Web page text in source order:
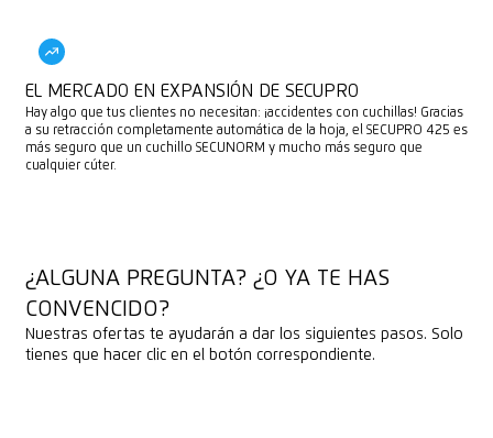
EL MERCADO EN EXPANSIÓN DE SECUPRO
Hay algo que tus clientes no necesitan: ¡accidentes con cuchillas! Gracias
a su retracción completamente automática de la hoja, el SECUPRO 425 es
más seguro que un cuchillo SECUNORM y mucho más seguro que
cualquier cúter.
¿ALGUNA PREGUNTA? ¿O YA TE HAS
CONVENCIDO?
Nuestras ofertas te ayudarán a dar los siguientes pasos. Solo
tienes que hacer clic en el botón correspondiente.